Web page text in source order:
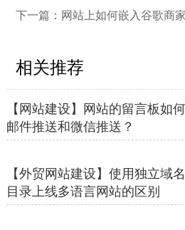
下一篇： 网站上如何嵌入谷歌商
相关推荐
【网站建设】网站的留言板如
邮件推送和微信推送？
【外贸网站建设】使用独立域
目录上线多语言网站的区别